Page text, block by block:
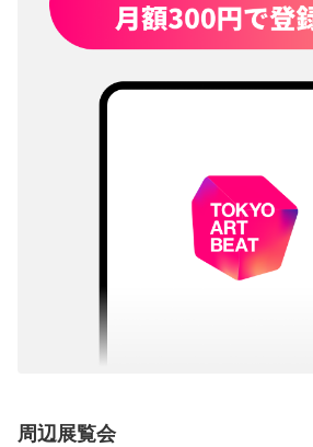
周辺展覧会